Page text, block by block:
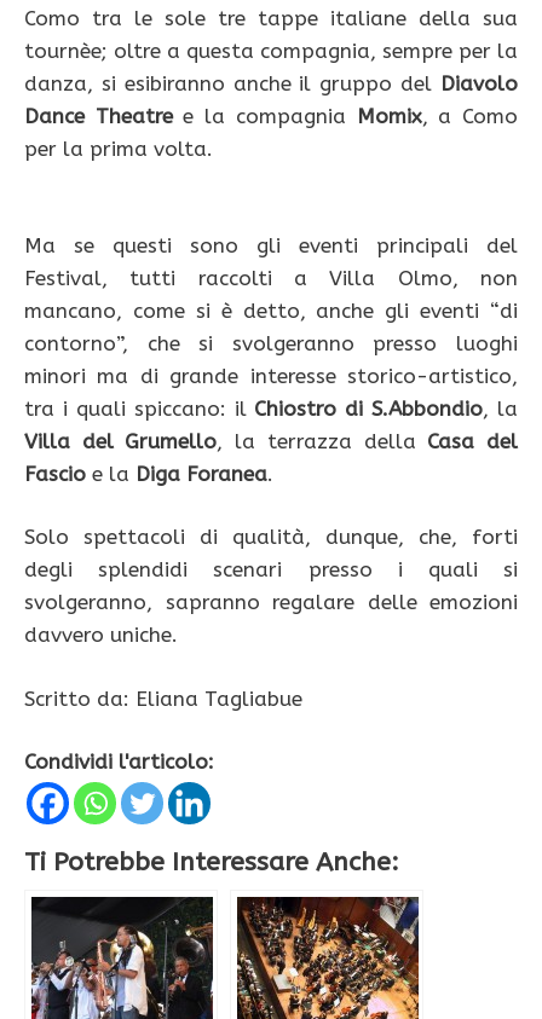
Como tra le sole tre tappe italiane della sua
tournèe; oltre a questa compagnia, sempre per la
danza, si esibiranno anche il gruppo del Diavolo
Dance Theatree la compagnia Momix, a Como
per la prima volta.
Ma se questi sono gli eventi principali del
Festival, tutti raccolti a Villa Olmo, non
mancano, come si è detto, anche gli eventi “di
contorno”, che si svolgeranno presso luoghi
minori ma di grande interesse storico-artistico,
tra i quali spiccano: il Chiostro di S.Abbondio, la
Villa del Grumello, la terrazza della Casa del
Fascio e la Diga Foranea.
Solo spettacoli di qualità, dunque, che, forti
degli splendidi scenari presso i quali si
svolgeranno, sapranno regalare delle emozioni
davvero uniche.
Scritto da: Eliana Tagliabue
Condividi l'articolo:
Ti Potrebbe Interessare Anche: